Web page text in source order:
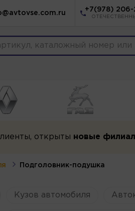
+7(978) 206-
открыты новые
Подголовник-подушка
Кузов автомобиля